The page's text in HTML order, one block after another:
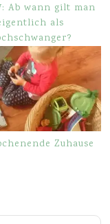
Ab wann gilt man
als
Zuhause